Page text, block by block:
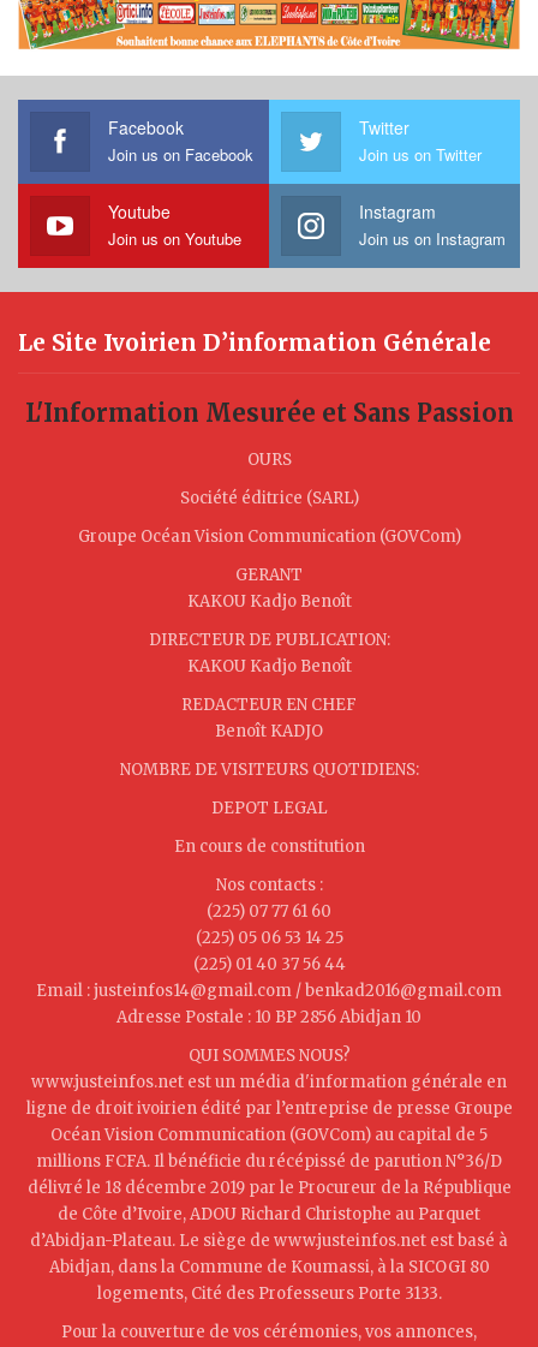
Facebook
Join us on Facebook
Twitter
Join us on Twitter
Youtube
Join us on Youtube
Instagram
Join us on Instagram
Le Site Ivoirien D’information Générale
L'Information Mesurée et Sans Passion
OURS
Société éditrice (SARL)
Groupe Océan Vision Communication (GOVCom)
GERANT
KAKOU Kadjo Benoît
DIRECTEUR DE PUBLICATION:
KAKOU Kadjo Benoît
REDACTEUR EN CHEF
Benoît KADJO
NOMBRE DE VISITEURS QUOTIDIENS:
DEPOT LEGAL
En cours de constitution
Nos contacts :
(225) 07 77 61 60
(225) 05 06 53 14 25
(225) 01 40 37 56 44
Email : justeinfos14@gmail.com / benkad2016@gmail.com
Adresse Postale : 10 BP 2856 Abidjan 10
QUI SOMMES NOUS?
www.justeinfos.net est un média d'information générale en
ligne de droit ivoirien édité par l’entreprise de presse Groupe
Océan Vision Communication (GOVCom) au capital de 5
millions FCFA. Il bénéficie du récépissé de parution N°36/D
délivré le 18 décembre 2019 par le Procureur de la République
de Côte d’Ivoire, ADOU Richard Christophe au Parquet
d’Abidjan-Plateau. Le siège de www.justeinfos.net est basé à
Abidjan, dans la Commune de Koumassi, à la SICOGI 80
logements, Cité des Professeurs Porte 3133.
Pour la couverture de vos cérémonies, vos annonces,